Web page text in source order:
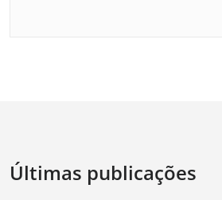
Últimas publicações